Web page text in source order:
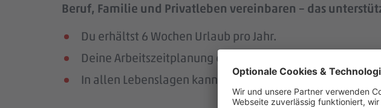
Beruf, Familie und Privatleben vereinbaren – das
Du erhältst 6 Wochen Urlaub pro Jahr.
Deine Arbeitszeitplanung erfolgt in der Regel 2 Wochen im
In allen Lebenslagen kannst du dich an geschulte